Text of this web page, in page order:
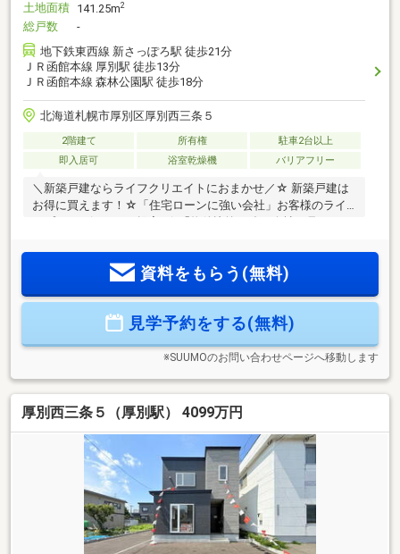
土地面積 141.25m2
総戸数
-
地下鉄東西線 新さっぽろ駅 徒歩21分
ＪＲ函館本線 厚別駅 徒歩13分
ＪＲ函館本線 森林公園駅 徒歩18分
北海道札幌市厚別区厚別西三条５
2階建て 所有権
駐車2台以上
即入居可
浴室乾燥機 バリアフリー
＼新築戸建ならライフクリエイトにおまかせ／☆ 新築戸建は
お得に買えます！☆「住宅ローンに強い会社」お客様のライ
□CHECK POINT□1 JR「厚別」駅歩13分 地下鉄東西線「新
さっぽろ」駅歩21分2 WIC、SICも完備 収納充実3 敷地約
分 厚別北中学校まで徒歩16分7 イオン厚別店徒歩7分 近
資料をもらう(無料)
見学予約をする(無料)
※SUUMOのお問い合わせページへ移動します
厚別西三条５（厚別駅） 4099万円